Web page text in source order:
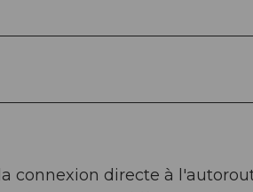
connexion directe à